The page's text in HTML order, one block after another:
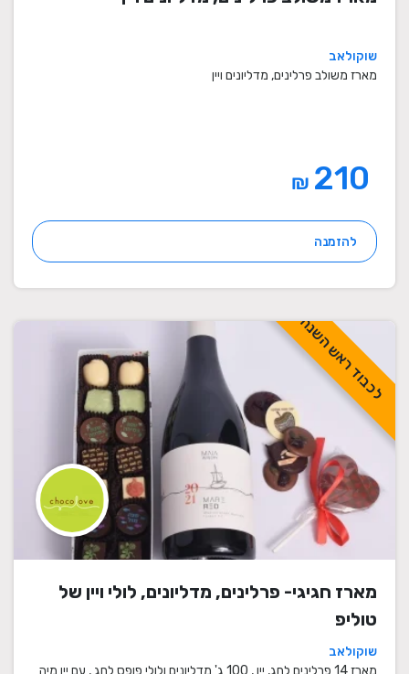
שוקולאב
מארז משולב פרלינים, מדליונים ויין
₪
להזמנה
לכבוד ראש השנה
מארז חגיגי- פרלינים, מדליונים, לולי ויין של
טוליפ
שוקולאב
מארז 14 פרלינים לחג, יין , 100 ג' מדליונים ולולי פופס לחג , עם יין מיה